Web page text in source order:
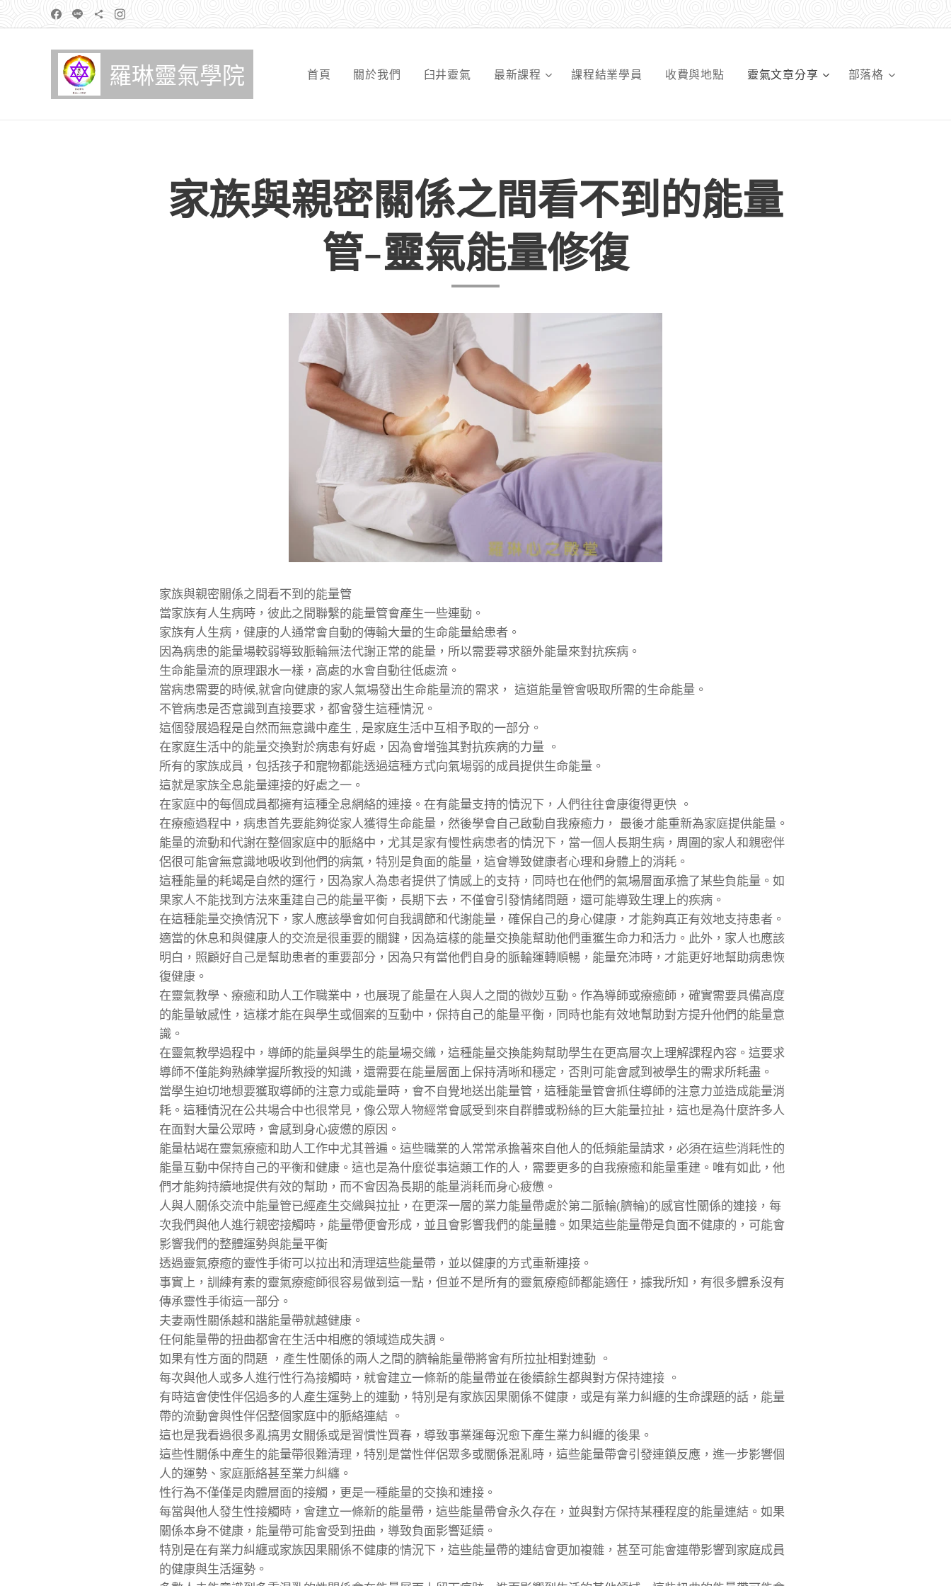
羅琳靈氣學院 首頁 關於我們 臼井靈氣 最新課程 課程結業學員 收費與地點 靈氣文章分享 部落格
家族與親密關係之間看不到的能量
管-靈氣能量修復
家族與親密關係之間看不到的能量管
當家族有人生病時，彼此之間聯繫的能量管會產生一些連動。
家族有人生病，健康的人通常會自動的傳輸大量的生命能量給患者。
因為病患的能量場較弱導致脈輪無法代謝正常的能量，所以需要尋求額外能量來對抗疾病。
生命能量流的原理跟水一樣，高處的水會自動往低處流。
當病患需要的時候,就會向健康的家人氣場發出生命能量流的需求， 這道能量管會吸取所需的生命能量。
不管病患是否意識到直接要求，都會發生這種情況。
這個發展過程是自然而無意識中產生 , 是家庭生活中互相予取的一部分。
在家庭生活中的能量交換對於病患有好處，因為會增強其對抗疾病的力量 。
所有的家族成員，包括孩子和寵物都能透過這種方式向氣場弱的成員提供生命能量。
這就是家族全息能量連接的好處之一。
在家庭中的每個成員都擁有這種全息網絡的連接。在有能量支持的情況下，人們往往會康復得更快 。
在療癒過程中，病患首先要能夠從家人獲得生命能量，然後學會自己啟動自我療癒力， 最後才能重新為家庭提供能量。
能量的流動和代謝在整個家庭中的脈絡中，尤其是家有慢性病患者的情況下，當一個人長期生病，周圍的家人和親密伴
侶很可能會無意識地吸收到他們的病氣，特別是負面的能量，這會導致健康者心理和身體上的消耗。
這種能量的耗竭是自然的運行，因為家人為患者提供了情感上的支持，同時也在他們的氣場層面承擔了某些負能量。如
果家人不能找到方法來重建自己的能量平衡，長期下去，不僅會引發情緒問題，還可能導致生理上的疾病。
在這種能量交換情況下，家人應該學會如何自我調節和代謝能量，確保自己的身心健康，才能夠真正有效地支持患者。
適當的休息和與健康人的交流是很重要的關鍵，因為這樣的能量交換能幫助他們重獲生命力和活力。此外，家人也應該
明白，照顧好自己是幫助患者的重要部分，因為只有當他們自身的脈輪運轉順暢，能量充沛時，才能更好地幫助病患恢
復健康。
在靈氣教學、療癒和助人工作職業中，也展現了能量在人與人之間的微妙互動。作為導師或療癒師，確實需要具備高度
的能量敏感性，這樣才能在與學生或個案的互動中，保持自己的能量平衡，同時也能有效地幫助對方提升他們的能量意
識。
在靈氣教學過程中，導師的能量與學生的能量場交織，這種能量交換能夠幫助學生在更高層次上理解課程內容。這要求
導師不僅能夠熟練掌握所教授的知識，還需要在能量層面上保持清晰和穩定，否則可能會感到被學生的需求所耗盡。
當學生迫切地想要獲取導師的注意力或能量時，會不自覺地送出能量管，這種能量管會抓住導師的注意力並造成能量消
耗。這種情況在公共場合中也很常見，像公眾人物經常會感受到來自群體或粉絲的巨大能量拉扯，這也是為什麼許多人
在面對大量公眾時，會感到身心疲憊的原因。
能量枯竭在靈氣療癒和助人工作中尤其普遍。這些職業的人常常承擔著來自他人的低頻能量請求，必須在這些消耗性的
能量互動中保持自己的平衡和健康。這也是為什麼從事這類工作的人，需要更多的自我療癒和能量重建。唯有如此，他
們才能夠持續地提供有效的幫助，而不會因為長期的能量消耗而身心疲憊。
人與人關係交流中能量管已經產生交織與拉扯，在更深一層的業力能量帶處於第二脈輪(臍輪)的感官性關係的連接，每
次我們與他人進行親密接觸時，能量帶便會形成，並且會影響我們的能量體。如果這些能量帶是負面不健康的，可能會
影響我們的整體運勢與能量平衡
透過靈氣療癒的靈性手術可以拉出和清理這些能量帶，並以健康的方式重新連接。
事實上，訓練有素的靈氣療癒師很容易做到這一點，但並不是所有的靈氣療癒師都能適任，據我所知，有很多體系沒有
傳承靈性手術這一部分。
夫妻兩性關係越和諧能量帶就越健康。
任何能量帶的扭曲都會在生活中相應的領域造成失調。
如果有性方面的問題 ，產生性關係的兩人之間的臍輪能量帶將會有所拉扯相對連動 。
每次與他人或多人進行性行為接觸時，就會建立一條新的能量帶並在後續餘生都與對方保持連接 。
有時這會使性伴侶過多的人產生運勢上的連動，特別是有家族因果關係不健康，或是有業力糾纏的生命課題的話，能量
帶的流動會與性伴侶整個家庭中的脈絡連結 。
這也是我看過很多亂搞男女關係或是習慣性買春，導致事業運每況愈下產生業力糾纏的後果。
這些性關係中產生的能量帶很難清理，特別是當性伴侶眾多或關係混亂時，這些能量帶會引發連鎖反應，進一步影響個
人的運勢、家庭脈絡甚至業力糾纏。
性行為不僅僅是肉體層面的接觸，更是一種能量的交換和連接。
每當與他人發生性接觸時，會建立一條新的能量帶，這些能量帶會永久存在，並與對方保持某種程度的能量連結。如果
關係本身不健康，能量帶可能會受到扭曲，導致負面影響延續。
特別是在有業力糾纏或家族因果關係不健康的情況下，這些能量帶的連結會更加複雜，甚至可能會連帶影響到家庭成員
的健康與生活運勢。